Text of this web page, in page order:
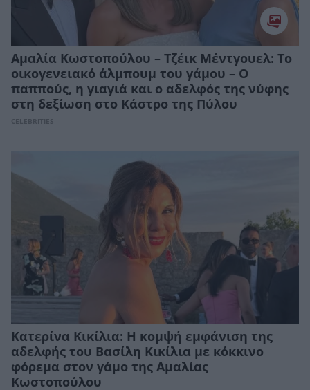
Αμαλία Κωστοπούλου – Τζέικ Μέντγουελ: Το
οικογενειακό άλμπουμ του γάμου – Ο
παππούς, η γιαγιά και ο αδελφός της νύφης
στη δεξίωση στο Κάστρο της Πύλου
CELEBRITIES
Κατερίνα Κικίλια: Η κομψή εμφάνιση της
αδελφής του Βασίλη Κικίλια με κόκκινο
φόρεμα στον γάμο της Αμαλίας
Κωστοπούλου